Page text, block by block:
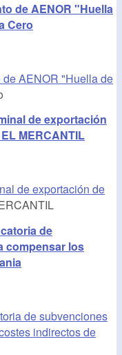
de AENOR "Huella
Cero
AENOR "Huella de
de exportación
MERCANTIL
de exportación de
de
compensar los
de subvenciones
indirectos de